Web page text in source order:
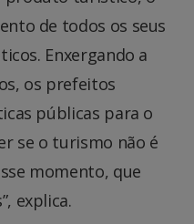
de todos os seus
Enxergando a
os prefeitos
públicas para o
se o turismo não é
momento, que
explica.